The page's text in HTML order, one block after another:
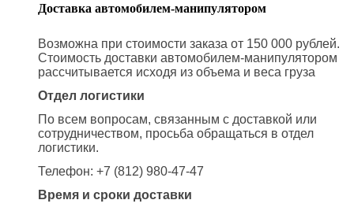
Доставка автомобилем-манипулятором
Возможна при стоимости заказа от 150 000 рублей.
Стоимость доставки автомобилем-манипулятором
рассчитывается исходя из объема и веса груза
Отдел логистики
По всем вопросам, связанным с доставкой или
сотрудничеством, просьба обращаться в отдел
логистики.
Телефон: +7 (812) 980-47-47
Время и сроки доставки